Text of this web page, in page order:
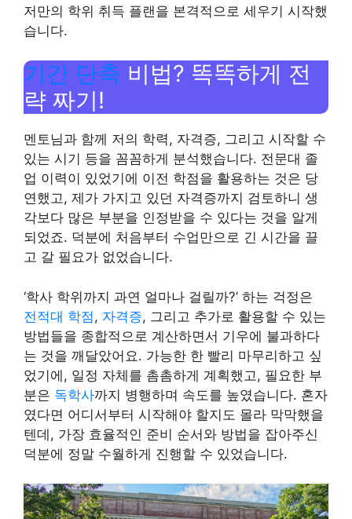
저만의 학위 취득 플랜을 본격적으로 세우기 시작했
습니다.
기간 단축 비법? 똑똑하게 전
략 짜기!
멘토님과 함께 저의 학력, 자격증, 그리고 시작할 수
있는 시기 등을 꼼꼼하게 분석했습니다. 전문대 졸
업 이력이 있었기에 이전 학점을 활용하는 것은 당
연했고, 제가 가지고 있던 자격증까지 검토하니 생
각보다 많은 부분을 인정받을 수 있다는 것을 알게
되었죠. 덕분에 처음부터 수업만으로 긴 시간을 끌
고 갈 필요가 없었습니다.
‘학사 학위까지 과연 얼마나 걸릴까?’ 하는 걱정은
전적대 학점, 자격증, 그리고 추가로 활용할 수 있는
방법들을 종합적으로 계산하면서 기우에 불과하다
는 것을 깨달았어요. 가능한 한 빨리 마무리하고 싶
었기에, 일정 자체를 촘촘하게 계획했고, 필요한 부
분은 독학사까지 병행하며 속도를 높였습니다. 혼자
였다면 어디서부터 시작해야 할지도 몰라 막막했을
텐데, 가장 효율적인 준비 순서와 방법을 잡아주신
덕분에 정말 수월하게 진행할 수 있었습니다.